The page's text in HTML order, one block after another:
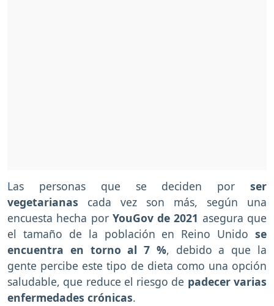
Las personas que se deciden por ser
vegetarianas cada vez son más, según una
encuesta hecha por YouGov de 2021 asegura que
el tamaño de la población en Reino Unido se
encuentra en torno al 7 %, debido a que la
gente percibe este tipo de dieta como una opción
saludable, que reduce el riesgo de padecer varias
enfermedades crónicas.